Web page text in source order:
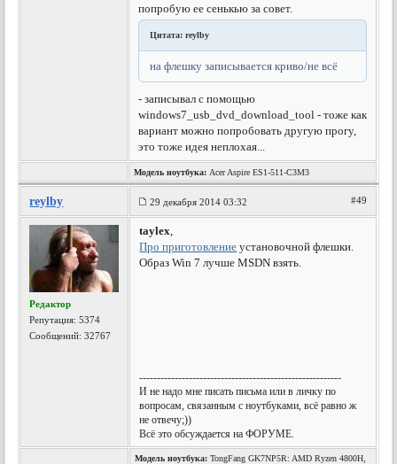
попробую ее сенькью за совет.
Цитата: reylby
на флешку записывается криво/не всё
- записывал с помощью
windows7_usb_dvd_download_tool - тоже как
вариант можно попробовать другую прогу,
это тоже идея неплохая...
Модель ноутбука: Acer Aspire ES1-511-C3M3
reylby 29 декабря 2014 03:32 #49
Редактор
Репутация:5374
Сообщений: 32767
taylex,
Про приготовление установочной флешки.
Образ Win 7 лучше MSDN взять.
---------------------------------------------------------
И не надо мне писать письма или в личку по
вопросам, связанным с ноутбуками, всё равно ж
не отвечу;))
Всё это обсуждается на ФОРУМЕ.
Модель ноутбука: TongFang GK7NP5R: AMD Ryzen 4800H,